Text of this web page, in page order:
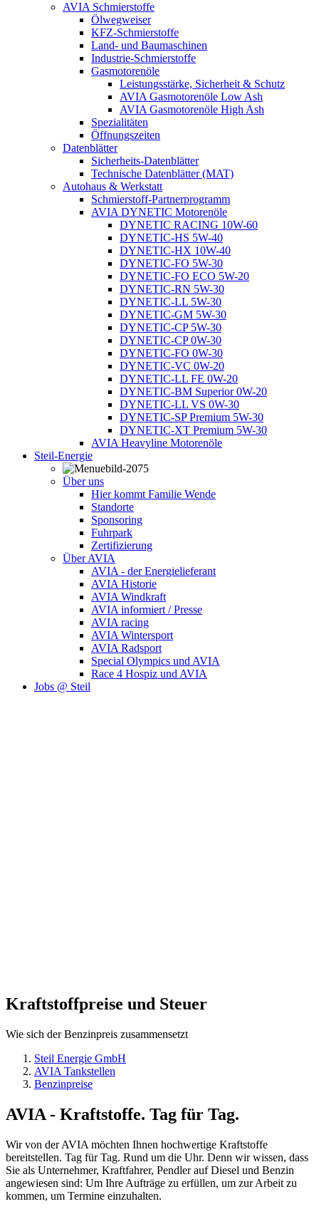
AVIA Schmierstoffe
Ölwegweiser
KFZ-Schmierstoffe
Land- und Baumaschinen
Industrie-Schmierstoffe
Gasmotorenöle
Leistungsstärke, Sicherheit & Schutz
AVIA Gasmotorenöle Low Ash
AVIA Gasmotorenöle High Ash
Spezialitäten
Öffnungszeiten
Datenblätter
Sicherheits-Datenblätter
Technische Datenblätter (MAT)
Autohaus & Werkstatt
Schmierstoff-Partnerprogramm
AVIA DYNETIC Motorenöle
DYNETIC RACING 10W-60
DYNETIC-HS 5W-40
DYNETIC-HX 10W-40
DYNETIC-FO 5W-30
DYNETIC-FO ECO 5W-20
DYNETIC-RN 5W-30
DYNETIC-LL 5W-30
DYNETIC-GM 5W-30
DYNETIC-CP 5W-30
DYNETIC-CP 0W-30
DYNETIC-FO 0W-30
DYNETIC-VC 0W-20
DYNETIC-LL FE 0W-20
DYNETIC-BM Superior 0W-20
DYNETIC-LL VS 0W-30
DYNETIC-SP Premium 5W-30
DYNETIC-XT Premium 5W-30
AVIA Heavyline Motorenöle
Steil-Energie
Über uns
Hier kommt Familie Wende
Standorte
Sponsoring
Fuhrpark
Zertifizierung
Über AVIA
AVIA - der Energielieferant
AVIA Historie
AVIA Windkraft
AVIA informiert / Presse
AVIA racing
AVIA Wintersport
AVIA Radsport
Special Olympics und AVIA
Race 4 Hospiz und AVIA
Jobs @ Steil
Kraftstoffpreise und Steuer
Wie sich der Benzinpreis zusammensetzt
Steil Energie GmbH
AVIA Tankstellen
Benzinpreise
AVIA - Kraftstoffe. Tag für Tag.
Wir von der AVIA möchten Ihnen hochwertige Kraftstoffe
bereitstellen. Tag für Tag. Rund um die Uhr. Denn wir wissen, dass
Sie als Unternehmer, Kraftfahrer, Pendler auf Diesel und Benzin
angewiesen sind: Um Ihre Aufträge zu erfüllen, um zur Arbeit zu
kommen, um Termine einzuhalten.